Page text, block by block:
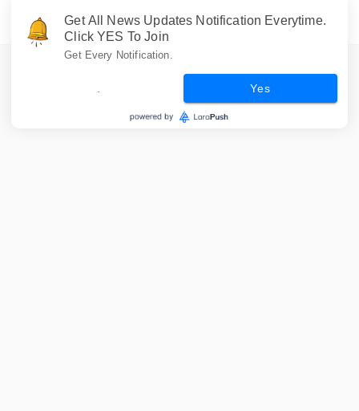
Get All News Updates Notification Everytime.
Click YES To Join
Get Every Notification.
Yes